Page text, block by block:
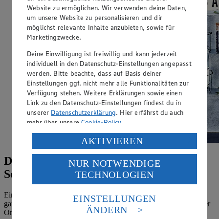
Die Gin-Bar: Die Gelegenheit zum
Selber-Mixen
Ein erfrischender Gin Tonic ist der ideale Party-Drink – und kann
ganz nach persönlichem Geschmack endlos verfeinert werden. Der
Ort dafür: die Gin-Bar.
Website zu ermöglichen. Wir verwenden deine Daten,
um unsere Website zu personalisieren und dir
möglichst relevante Inhalte anzubieten, sowie für
Marketingzwecke.
Deine Einwilligung ist freiwillig und kann jederzeit
individuell in den Datenschutz-Einstellungen angepasst
werden. Bitte beachte, dass auf Basis deiner
Einstellungen ggf. nicht mehr alle Funktionalitäten zur
Verfügung stehen. Weitere Erklärungen sowie einen
Link zu den Datenschutz-Einstellungen findest du in
unserer Datenschutzerklärung. Hier erfährst du auch
mehr über unsereCookie-Policy.
Verarbeitung deiner personenbezogenen Daten in den
USA durch Facebook und YouTube:
Wenn du auf „Aktivieren“ klickst, willigst du im Sinne
des Art. 49 Abs. 1 Satz 1 lit. a) DSGVO ein, dass deine
Daten in den USA verarbeitet werden. Der EuGH sieht
die USA als Land mit einem nach europäischen
Standards nicht angemessenen Datenschutzniveau an.
Es besteht das Risiko eines Zugriffs durch US-
AKTIVIEREN
NUR NOTWENDIGE
TECHNOLOGIEN
EINSTELLUNGEN
ÄNDERN